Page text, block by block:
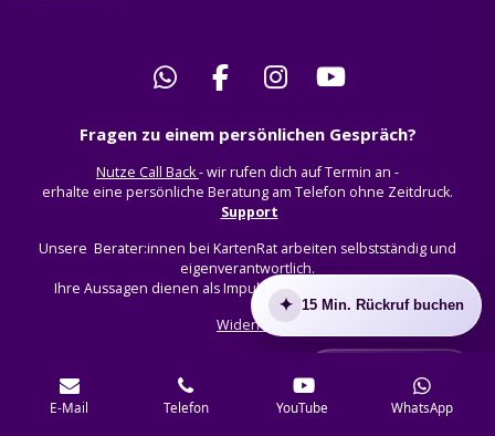
KONTAKT
✦ 15 Min. Rückruf buchen
W
a
t
s
p
F
c
e
b
o
o
k
I
s
t
a
g
r
a
m
Y
u
T
u
e
Fragen zu einem persönlichen Gespräch?
Nutze Call Back- wir rufen dich auf Termin an -
erhalte eine persönliche Beratung am Telefon ohne Zeitdruck.
Support
Unsere Berater:innen bei KartenRat arbeiten selbstständig und
eigenverantwortlich.
Ihre Aussagen dienen als Impulse und Orientierungshilfen.
Widerruf
E-Mail Telefon YouTube WhatsApp